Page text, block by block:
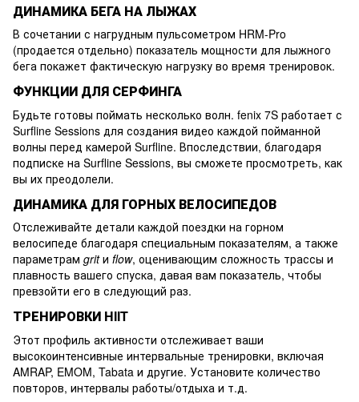
ДИНАМИКА БЕГА НА ЛЫЖАХ
В сочетании с нагрудным пульсометром HRM-Pro
(продается отдельно) показатель мощности для лыжного
бега покажет фактическую нагрузку во время тренировок.
ФУНКЦИИ ДЛЯ СЕРФИНГА
Будьте готовы поймать несколько волн. fenix 7S работает с
Surfline Sessions для создания видео каждой пойманной
волны перед камерой Surfline. Впоследствии, благодаря
подписке на Surfline Sessions, вы сможете просмотреть, как
вы их преодолели.
ДИНАМИКА ДЛЯ ГОРНЫХ ВЕЛОСИПЕДОВ
Отслеживайте детали каждой поездки на горном
велосипеде благодаря специальным показателям, а также
параметрам gritи flow, оценивающим сложность трассы и
плавность вашего спуска, давая вам показатель, чтобы
превзойти его в следующий раз.
ТРЕНИРОВКИ HIIT
Этот профиль активности отслеживает ваши
высокоинтенсивные интервальные тренировки, включая
AMRAP, EMOM, Tabata и другие. Установите количество
повторов, интервалы работы/отдыха и т.д.